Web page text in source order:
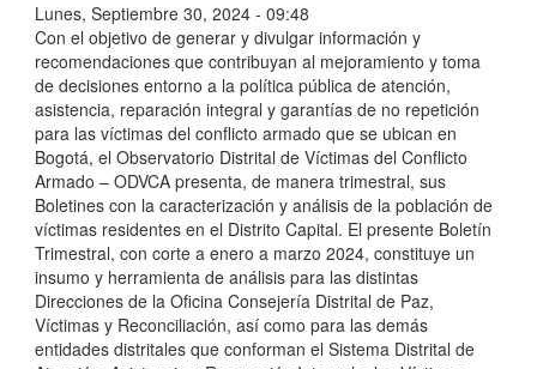
Lunes, Septiembre 30, 2024 - 09:48
Con el objetivo de generar y divulgar información y
recomendaciones que contribuyan al mejoramiento y toma
de decisiones entorno a la política pública de atención,
asistencia, reparación integral y garantías de no repetición
para las víctimas del conflicto armado que se ubican en
Bogotá, el Observatorio Distrital de Víctimas del Conflicto
Armado – ODVCA presenta, de manera trimestral, sus
Boletines con la caracterización y análisis de la población de
víctimas residentes en el Distrito Capital. El presente Boletín
Trimestral, con corte a enero a marzo 2024, constituye un
insumo y herramienta de análisis para las distintas
Direcciones de la Oficina Consejería Distrital de Paz,
Víctimas y Reconciliación, así como para las demás
entidades distritales que conforman el Sistema Distrital de